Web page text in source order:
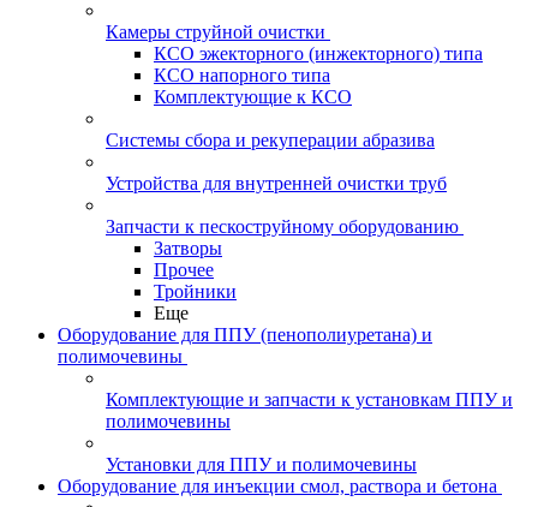
Камеры струйной очистки
КСО эжекторного (инжекторного) типа
КСО напорного типа
Комплектующие к КСО
Системы сбора и рекуперации абразива
Устройства для внутренней очистки труб
Запчасти к пескоструйному оборудованию
Затворы
Прочее
Тройники
Еще
Оборудование для ППУ (пенополиуретана) и
полимочевины
Комплектующие и запчасти к установкам ППУ и
полимочевины
Установки для ППУ и полимочевины
Оборудование для инъекции смол, раствора и бетона